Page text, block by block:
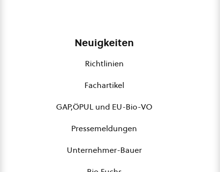
Neuigkeiten
Richtlinien
Fachartikel
GAP,ÖPUL und EU-Bio-VO
Pressemeldungen
Unternehmer-Bauer